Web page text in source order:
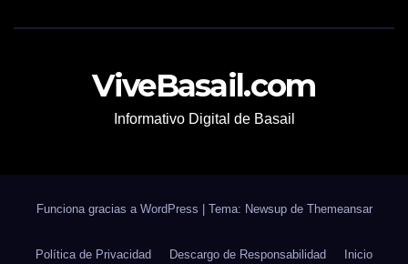
ViveBasail.com
Informativo Digital de Basail
Funciona gracias a WordPress Tema: Newsup de Themeansar
Política de Privacidad Descargo de Responsabilidad Inicio